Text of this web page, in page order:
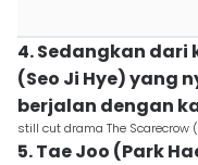
4. Sedangkan dari
(Seo Ji Hye) yang
berjalan dengan
still cut drama The Scarecrow
5. Tae Joo (Park